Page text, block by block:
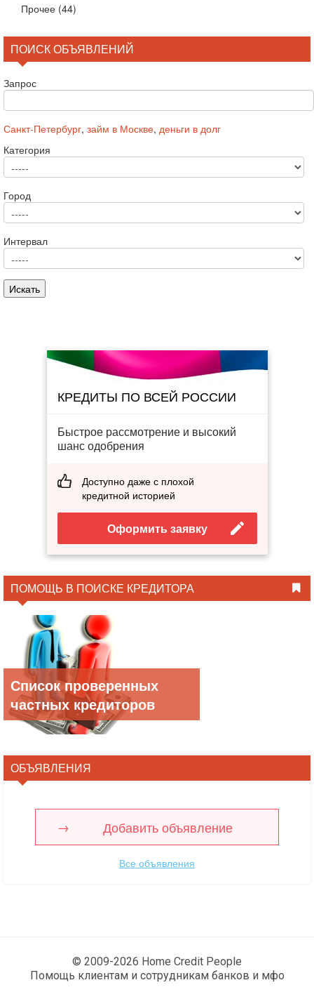
Прочее (44)
ПОИСК ОБЪЯВЛЕНИЙ
Запрос
Санкт-Петербург, займ в Москве, деньги в долг
Категория
Город
Интервал
КРЕДИТЫ ПО ВСЕЙ РОССИИ
Быстрое рассмотрение и высокий
шанс одобрения
Доступно даже с плохой
кредитной историей
Оформить заявку
ПОМОЩЬ В ПОИСКЕ КРЕДИТОРА
Список проверенных
частных кредиторов
ОБЪЯВЛЕНИЯ
Добавить объявление
Все объявления
© 2009-2026 Home Credit People
Помощь клиентам и сотрудникам банков и мфо